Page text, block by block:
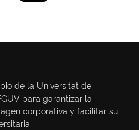
de la Universitat de
para garantizar la
corporativa y facilitar su